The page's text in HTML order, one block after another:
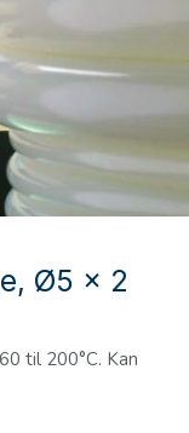
Ø5 x 2
til 200°C. Kan